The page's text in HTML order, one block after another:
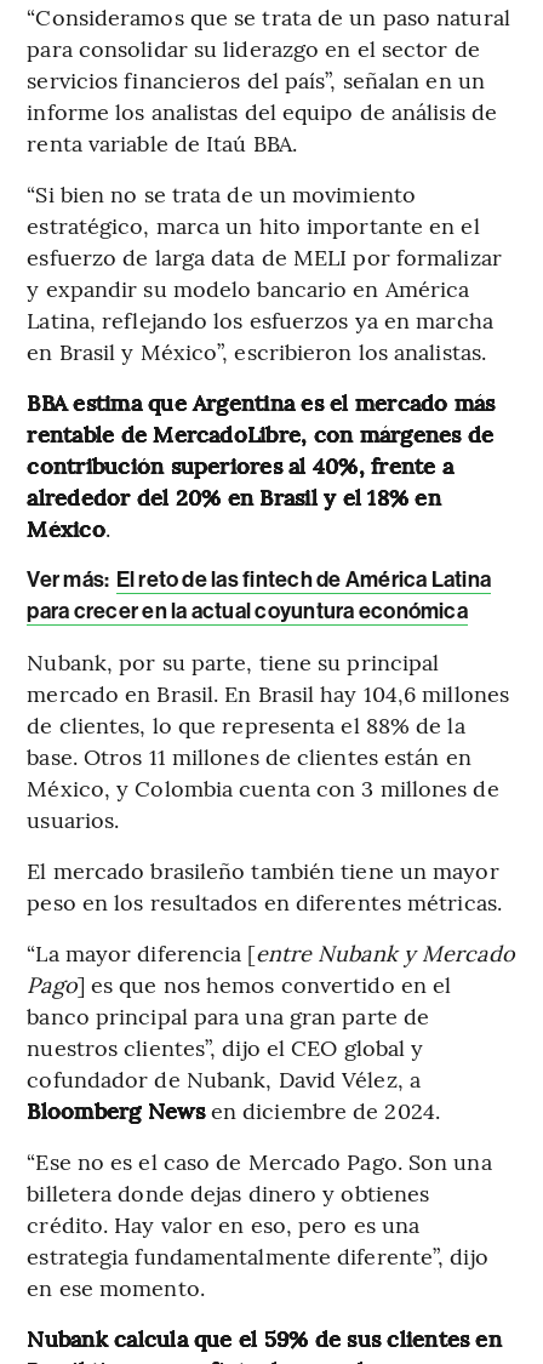
“Consideramos que se trata de un paso natural
para consolidar su liderazgo en el sector de
servicios financieros del país”, señalan en un
informe los analistas del equipo de análisis de
renta variable de Itaú BBA.
“Si bien no se trata de un movimiento
estratégico, marca un hito importante en el
esfuerzo de larga data de MELI por formalizar
y expandir su modelo bancario en América
Latina, reflejando los esfuerzos ya en marcha
en Brasil y México”, escribieron los analistas.
BBA estima que Argentina es el mercado más
rentable de MercadoLibre, con márgenes de
contribución superiores al 40%, frente a
alrededor del 20% en Brasil y el 18% en
México.
Ver más: El reto de las fintech de América Latina
para crecer en la actual coyuntura económica
Nubank, por su parte, tiene su principal
mercado en Brasil. En Brasil hay 104,6 millones
de clientes, lo que representa el 88% de la
base. Otros 11 millones de clientes están en
México, y Colombia cuenta con 3 millones de
usuarios.
El mercado brasileño también tiene un mayor
peso en los resultados en diferentes métricas.
“La mayor diferencia [entre Nubank y Mercado
Pago] es que nos hemos convertido en el
banco principal para una gran parte de
nuestros clientes”, dijo el CEO global y
cofundador de Nubank, David Vélez, a
Bloomberg Newsen diciembre de 2024.
“Ese no es el caso de Mercado Pago. Son una
billetera donde dejas dinero y obtienes
crédito. Hay valor en eso, pero es una
estrategia fundamentalmente diferente”, dijo
en ese momento.
Nubank calcula que el 59% de sus clientes en